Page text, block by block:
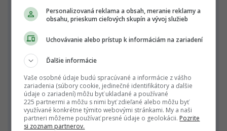
Slováka jednou vetou, prečo by ho mala
zaujímať téma kapitálového trhu, čo by
ste mu povedali?
Po odomknutí tiež získaš
Články bez reklám
Neobmedzený prístup k viac ako
75 000 článkom
Exkluzívne benefity
Personalizovaná reklama a obsah, meranie reklamy a
obsahu, prieskum cieľových skupín a vývoj služieb
Uchovávanie alebo prístup k informáciám na zariadení
Ďalšie informácie
Vaše osobné údaje budú spracúvané a informácie z vášho
zariadenia (súbory cookie, jedinečné identifikátory a ďalšie
údaje o zariadení) môžu byť ukladané a používané
225 partnermi a môžu s nimi byť zdieľané alebo môžu byť
využívané konkrétne týmito webovými stránkami. My a naši
partneri môžeme používať presné údaje o geolokácii. Pozrite
si zoznam partnerov.